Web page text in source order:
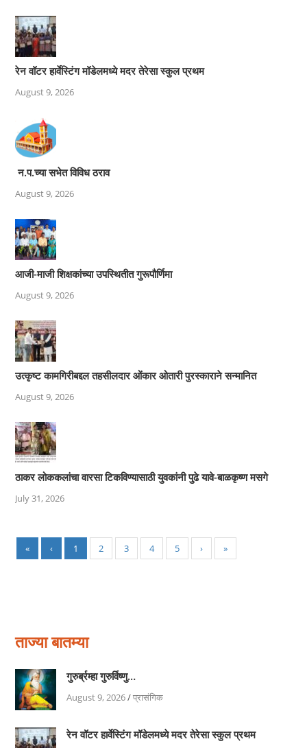
रेन वॉटर हार्वेस्टिंग मॉडेलमध्ये मदर तेरेसा स्कुल प्रथम
August 9, 2026
न.प.च्या सभेत विविध ठराव
August 9, 2026
आजी-माजी शिक्षकांच्या उपस्थितीत गुरूपौर्णिमा
August 9, 2026
उत्कृष्ट कामगिरीबद्दल तहसीलदार ओंकार ओतारी पुरस्काराने सन्मानित
August 9, 2026
ठाकर लोककलांचा वारसा टिकविण्यासाठी युवकांनी पुढे यावे-बाळकृष्ण मसगे
July 31, 2026
« ‹ 1 2 3 4 5 › »
ताज्या बातम्या
गुरुर्ब्रम्हा गुरुर्विष्णु…
August 9, 2026/प्रासंगिक
रेन वॉटर हार्वेस्टिंग मॉडेलमध्ये मदर तेरेसा स्कुल प्रथम